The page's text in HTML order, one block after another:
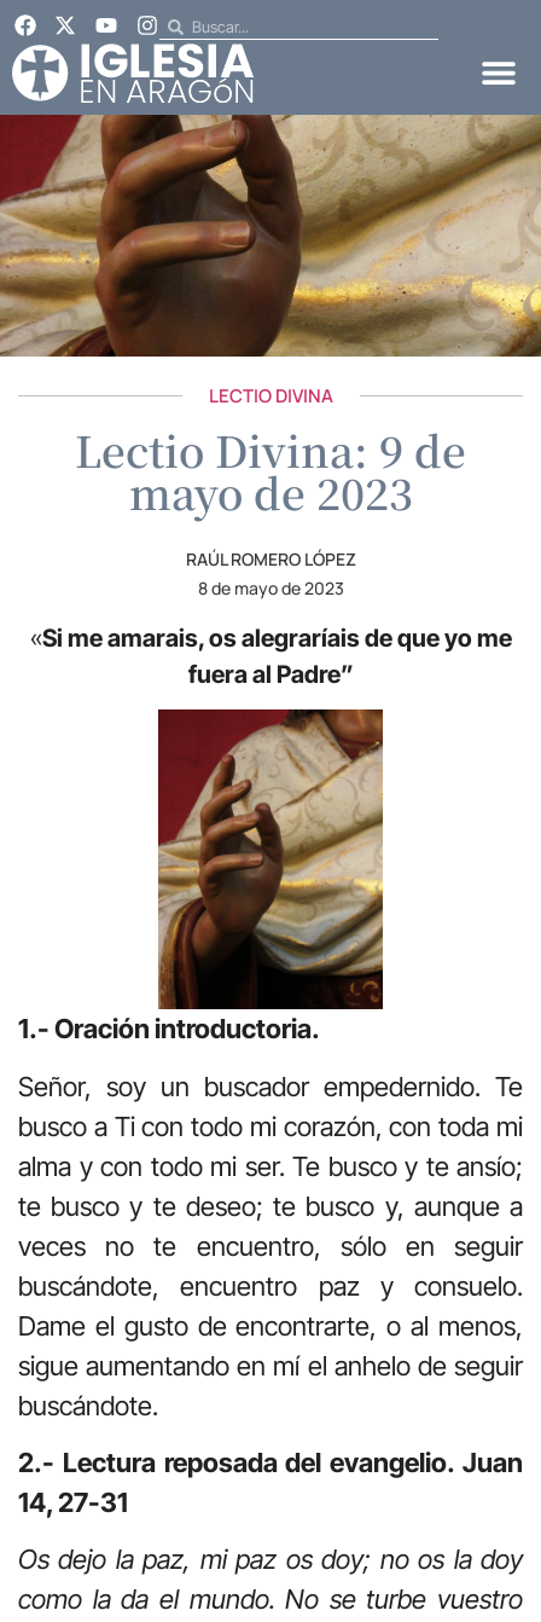
LECTIO DIVINA
Lectio Divina: 9 de
mayo de 2023
RAÚL ROMERO LÓPEZ
8 de mayo de 2023
«Si me amarais, os alegraríais de que yo me
fuera al Padre”
1.- Oración introductoria.
Señor, soy un buscador empedernido. Te
busco a Ti con todo mi corazón, con toda mi
alma y con todo mi ser. Te busco y te ansío;
te busco y te deseo; te busco y, aunque a
veces no te encuentro, sólo en seguir
buscándote, encuentro paz y consuelo.
Dame el gusto de encontrarte, o al menos,
sigue aumentando en mí el anhelo de seguir
buscándote.
2.- Lectura reposada del evangelio. Juan
14, 27-31
Os dejo la paz, mi paz os doy; no os la doy
como la da el mundo. No se turbe vuestro